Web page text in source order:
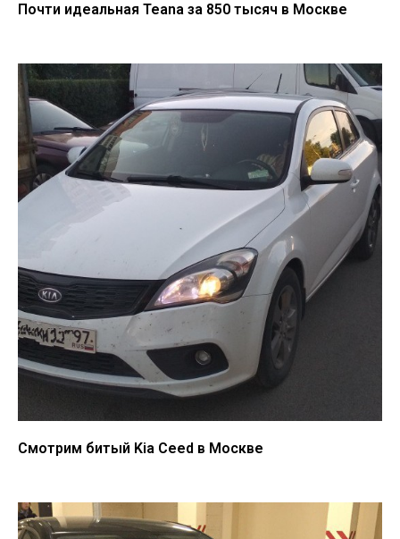
Почти идеальная Teana за 850 тысяч в Москве
Смотрим битый Kia Ceed в Москве